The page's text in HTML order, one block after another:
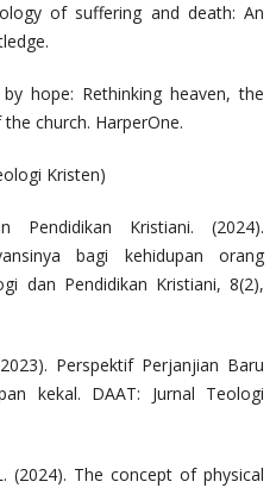
of suffering and death: An
hope: Rethinking heaven, the
church. HarperOne.
Kristen)
Pendidikan Kristiani. (2024).
bagi kehidupan orang
dan Pendidikan Kristiani, 8(2),
Perspektif Perjanjian Baru
kekal. DAAT: Jurnal Teologi
(2024). The concept of physical